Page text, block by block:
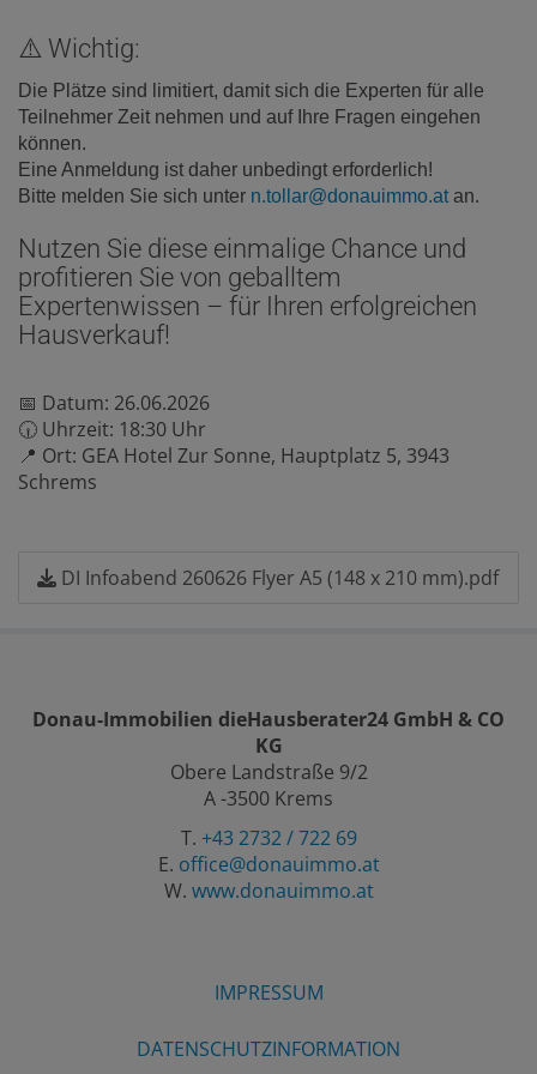
⚠️ Wichtig:
Die Plätze sind limitiert, damit sich die Experten für alle
Teilnehmer Zeit nehmen und auf Ihre Fragen eingehen
können.
Eine Anmeldung ist daher unbedingt erforderlich!
Bitte melden Sie sich unter n.tollar@donauimmo.at an.
Nutzen Sie diese einmalige Chance und
profitieren Sie von geballtem
Expertenwissen – für Ihren erfolgreichen
Hausverkauf!
📅 Datum: 26.06.2026
🕡 Uhrzeit: 18:30 Uhr
📍 Ort: GEA Hotel Zur Sonne, Hauptplatz 5, 3943
Schrems
DI Infoabend 260626 Flyer A5 (148 x 210 mm).pdf
Donau-Immobilien dieHausberater24 GmbH & CO
KG
Obere Landstraße 9/2
A -3500 Krems
T. +43 2732 / 722 69
E. office@donauimmo.at
W. www.donauimmo.at
IMPRESSUM
DATENSCHUTZINFORMATION